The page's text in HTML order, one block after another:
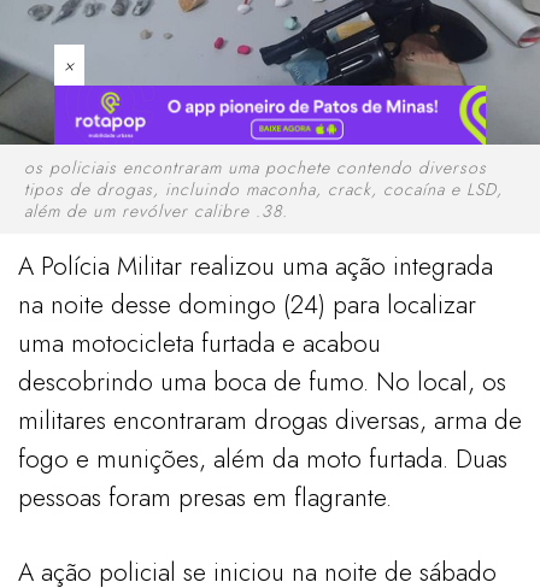
×
os policiais encontraram uma pochete contendo diversos
tipos de drogas, incluindo maconha, crack, cocaína e LSD,
além de um revólver calibre .38.
A Polícia Militar realizou uma ação integrada
na noite desse domingo (24) para localizar
uma motocicleta furtada e acabou
descobrindo uma boca de fumo. No local, os
militares encontraram drogas diversas, arma de
fogo e munições, além da moto furtada. Duas
pessoas foram presas em flagrante.
A ação policial se iniciou na noite de sábado